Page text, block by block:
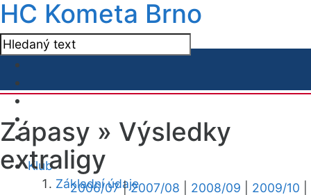
HC Kometa Brno
Klub
Základní údaje
Zápasy » Výsledky
extraligy
2006/07|2007/08 2008/09 2009/10